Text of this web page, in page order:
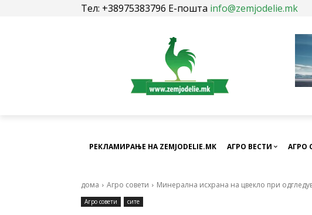
Тел: +38975383796 Е-пошта info@zemjodelie.mk
РЕКЛАМИРАЊЕ НА ZEMJODELIE.MK АГРО ВЕСТИ АГРО
дома Агро совети Минерална исхрана на цвекло при
Агро совети сите